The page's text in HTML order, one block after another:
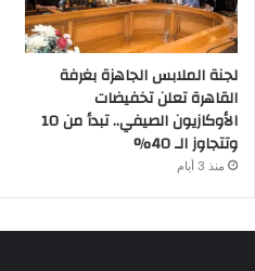
لجنة الملابس الجاهزة بغرفة
القاهرة تعلن تخفيضات
الأوكازيون الصيفي.. تبدأ من 10
وتتجاوز الـ 40%
منذ 3 أيام